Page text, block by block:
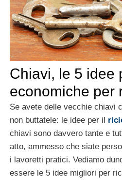
Chiavi, le 5 idee
economiche per
Se avete delle vecchie chiavi
non buttatele: le idee per il
chiavi sono davvero tante e
atto, ammesso che siate
i lavoretti pratici. Vediamo
essere le 5 idee migliori per